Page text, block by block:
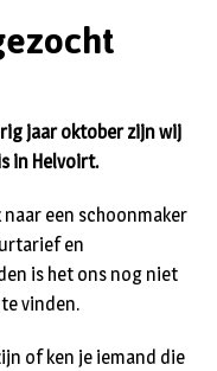
jaar oktober zijn wij
in Helvoirt.
een schoonmaker
en
is het ons nog niet
vinden.
of ken je iemand die